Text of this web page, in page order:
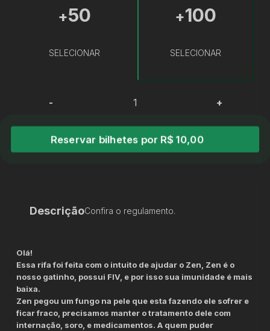
+50
SELECIONAR
+100
SELECIONAR
- +
Reservar bilhetes por R$ 10,00
DescriçãoConfira o regulamento.
Olá!
Essa rifa foi feita com o intuito de ajudar o Zen, Zen é o
nosso gatinho, possui FIV, e por isso sua imunidade é mais
baixa.
Zen pegou um fungo na pele que esta fazendo ele sofrer e
ficar fraco, precisamos manter o tratamento dele com
internação, soro, e medicamentos. A quem puder